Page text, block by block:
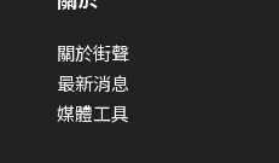
關於街聲
最新消息
媒體工具